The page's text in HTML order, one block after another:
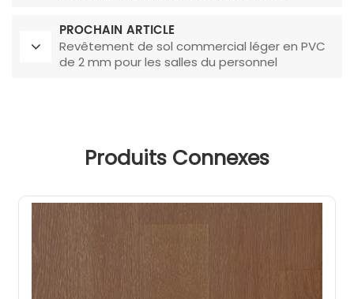
PROCHAIN ARTICLE
Revêtement de sol commercial léger en PVC
de 2 mm pour les salles du personnel
Produits Connexes